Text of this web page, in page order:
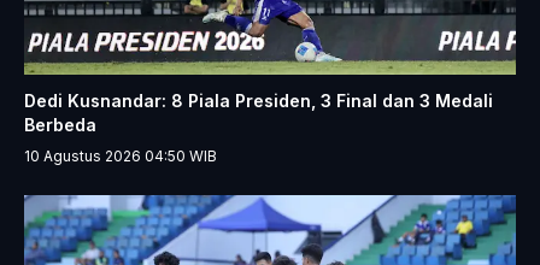
Dedi Kusnandar: 8 Piala Presiden, 3 Final dan 3 Medali
Berbeda
10 Agustus 2026 04:50 WIB